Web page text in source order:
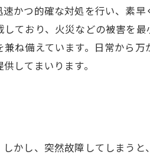
かつ的確な対処を行い、素
ており、火災などの被害を
ね備えています。日常から
してまいります。
かし、突然故障してしまう